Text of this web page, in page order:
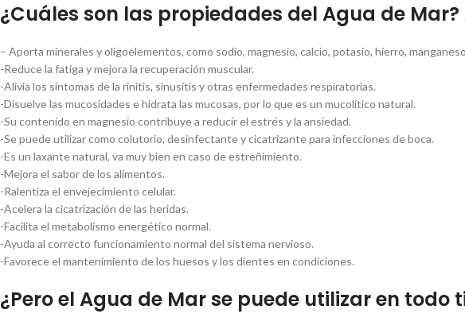
¿Cuáles son las propiedades del Agua de
– Aporta minerales y oligoelementos, como sodio, magnesio, calcio, potasio, hierro,
-Reduce la fatiga y mejora la recuperación muscular.
-Alivia los síntomas de la rinitis, sinusitis y otras enfermedades respiratorias.
-Disuelve las mucosidades e hidrata las mucosas, por lo que es un mucolítico natural.
-Su contenido en magnesio contribuye a reducir el estrés y la ansiedad.
-Se puede utilizar como colutorio, desinfectante y cicatrizante para infecciones de boca.
-Es un laxante natural, va muy bien en caso de estreñimiento.
-Mejora el sabor de los alimentos.
-Ralentiza el envejecimiento celular.
-Acelera la cicatrización de las heridas.
-Facilita el metabolismo energético normal.
-Ayuda al correcto funcionamiento normal del sistema nervioso.
-Favorece el mantenimiento de los huesos y los dientes en condiciones.
¿Pero el Agua de Mar se puede utilizar en todo